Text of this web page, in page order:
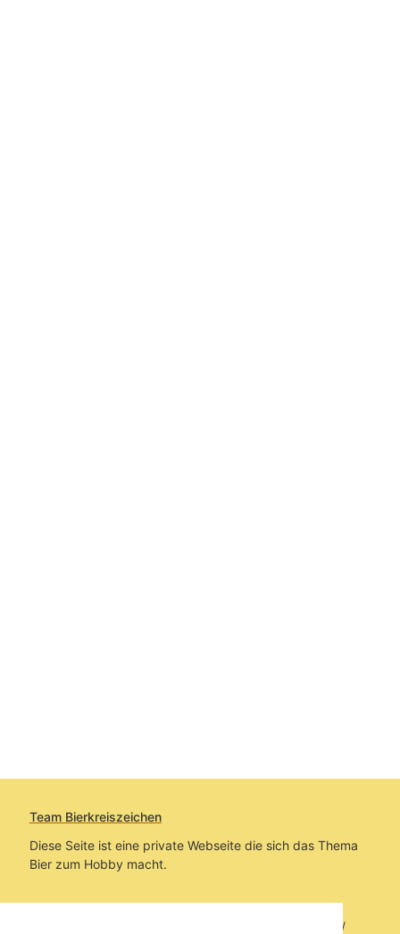
Team Bierkreiszeichen
Diese Seite ist eine private Webseite die sich das Thema
Bier zum Hobby macht.
Sie befinden sich auf https://www.bierkreiszeichen.at/